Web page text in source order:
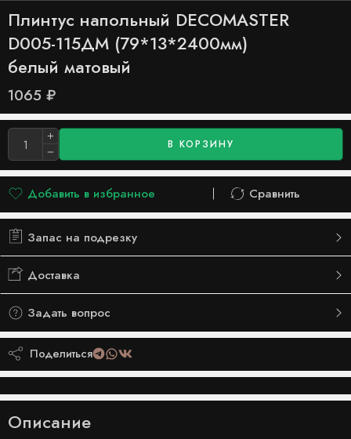
Плинтус напольный DECOMASTER
D005-115ДМ (79*13*2400мм)
белый матовый
1065 ₽
В КОРЗИНУ
Добавить в избранное
Добавлено в список желаний
Сравнить
Сравнить
Запас на подрезку
Доставка
Задать вопрос
Поделиться
Описание